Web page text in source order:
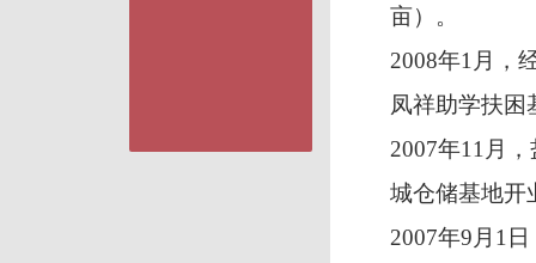
亩）。
2008年1月，
凤祥助学扶困
2007年11月
城仓储基地开
2007年9月1